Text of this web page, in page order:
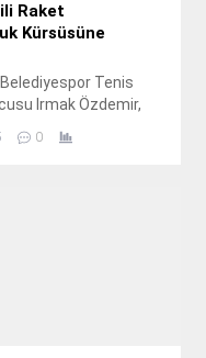
Raket
Kürsüsüne
Tenis
Irmak Özdemir,
Sonbahar Kupası’nda
performansla
0